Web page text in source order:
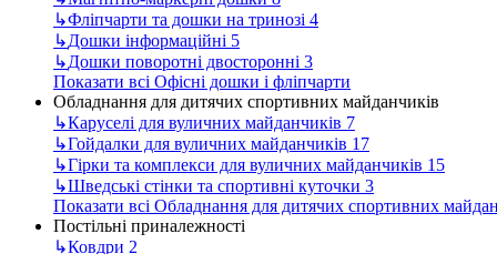
↳Фліпчарти та дошки на тринозі 4
↳Дошки інформаційні 5
↳Дошки поворотні двосторонні 3
Показати всі Офісні дошки і фліпчарти
Обладнання для дитячих спортивних майданчиків
↳Каруселі для вуличних майданчиків 7
↳Гойдалки для вуличних майданчиків 17
↳Гірки та комплекси для вуличних майданчиків 15
↳Шведські стінки та спортивні куточки 3
Показати всі Обладнання для дитячих спортивних
Постільні приналежності
↳Ковдри 2